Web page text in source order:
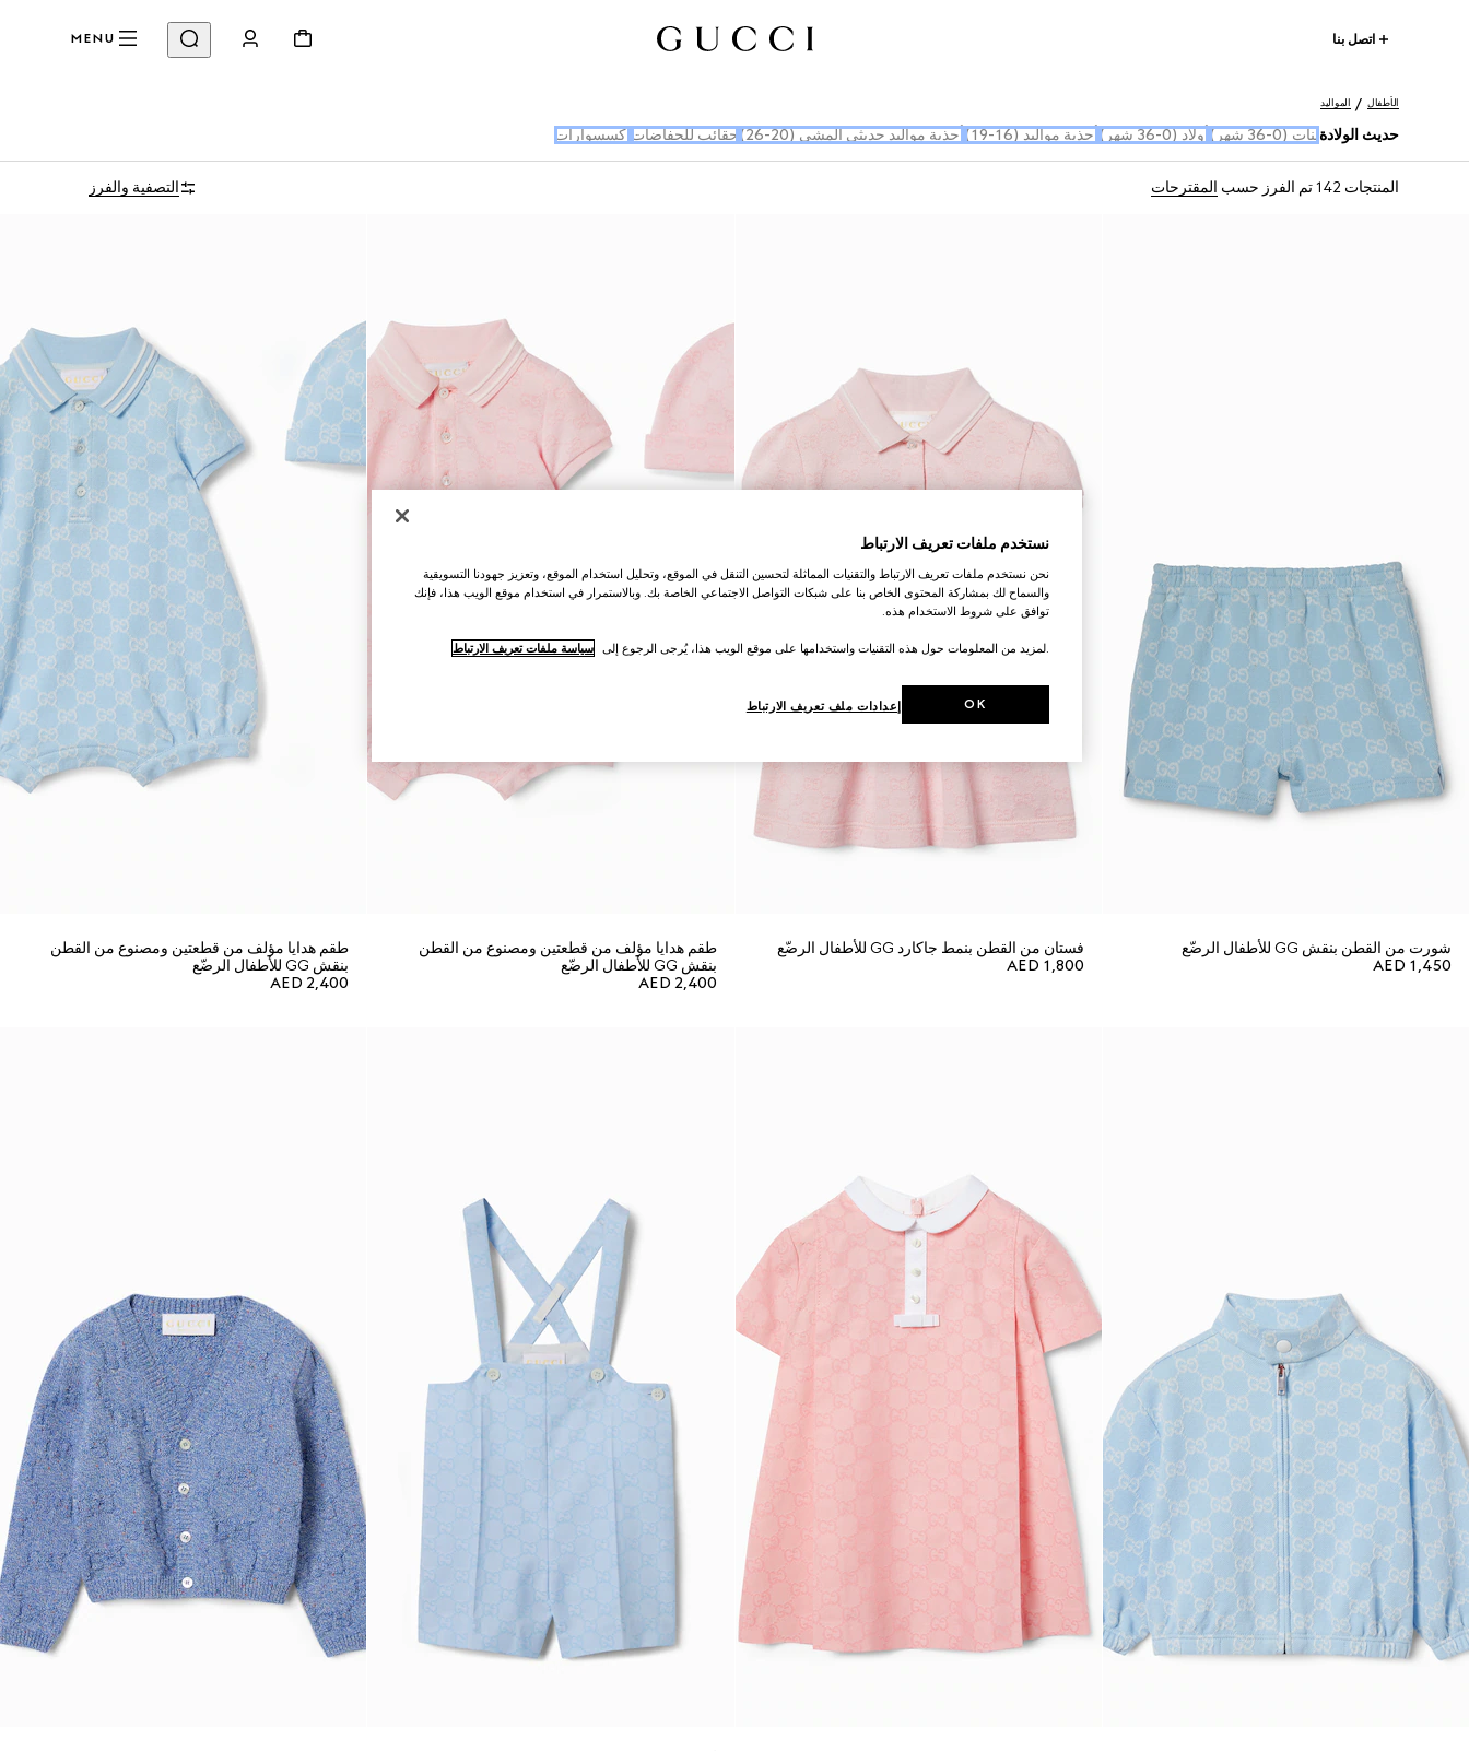
اتصل بنا MENU
الأطفال المواليد
حديث الولادة بنات (0-36 شهر) أولاد (0-36 شهر) أحذية مواليد (16-19) أحذية مواليد حديثي المشي (20-26) حقائب للحفاضات إكسسوارات
المنتجات 142 تم الفرز حسب المقترحات التصفية والفرز
شورت من القطن بنقش GG للأطفال الرضّع
AED 1,450
فستان من القطن بنمط جاكارد GG للأطفال الرضّع
AED 1,800
طقم هدايا مؤلف من قطعتين ومصنوع من القطن
بنقش GG للأطفال الرضّع
AED 2,400
طقم هدايا مؤلف من قطعتين ومصنوع من القطن
بنقش GG للأطفال الرضّع
AED 2,400
نستخدم ملفات تعريف الارتباط
نحن نستخدم ملفات تعريف الارتباط والتقنيات المماثلة لتحسين التنقل في الموقع، وتحليل استخدام الموقع، وتعزيز جهودنا التسويقية
والسماح لك بمشاركة المحتوى الخاص بنا على شبكات التواصل الاجتماعي الخاصة بك. وبالاستمرار في استخدام موقع الويب هذا، فإنك
توافق على شروط الاستخدام هذه.
.لمزيد من المعلومات حول هذه التقنيات واستخدامها على موقع الويب هذا، يُرجى الرجوع إلى سياسة ملفات تعريف الارتباط
إعدادات ملف تعريف الارتباط OK